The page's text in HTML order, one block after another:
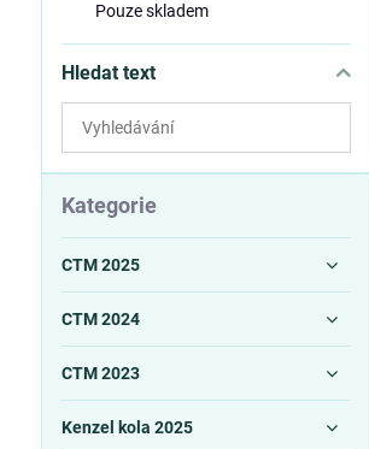
Pouze skladem
Hledat text
Prohledat
výsledky
filtru
fulltextem
Kategorie
CTM 2025
CTM 2024
CTM 2023
Kenzel kola 2025